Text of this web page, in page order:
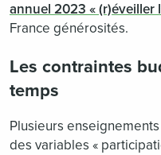
annuel 2023 « (r)éveiller
France générosités.
Les contraintes
temps
Plusieurs
des variables «